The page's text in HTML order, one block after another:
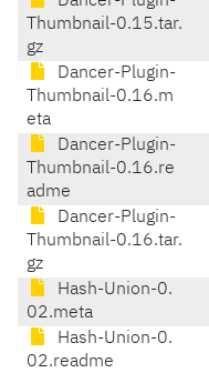
Thumbnail-0.15.tar.
gz
Dancer-Plugin-
Thumbnail-0.16.m
eta
Dancer-Plugin-
Thumbnail-0.16.re
adme
Dancer-Plugin-
Thumbnail-0.16.tar.
gz
Hash-Union-0.
02.meta
Hash-Union-0.
02.readme